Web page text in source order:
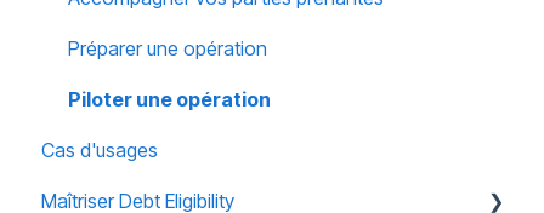
Sécurité
Préparer une opération
Piloter une opération
Cas d'usages
Maîtriser Debt Eligibility